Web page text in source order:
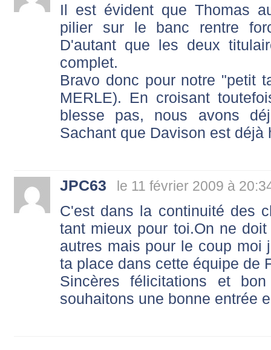
Il est évident que Thomas
pilier sur le banc rentre
D'autant que les deux
complet.
Bravo donc pour notre "petit
MERLE). En croisant
blesse pas, nous avons
Sachant que Davison est déjà
JPC63 le 11 février 2009 à
C'est dans la continuité des
tant mieux pour toi.On ne
autres mais pour le coup moi
ta place dans cette équipe de
Sincères félicitations et
souhaitons une bonne entrée